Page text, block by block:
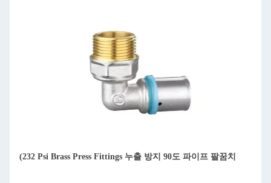
(232 Psi Brass Press Fittings 누출 방지 90도 파이프 팔꿈치